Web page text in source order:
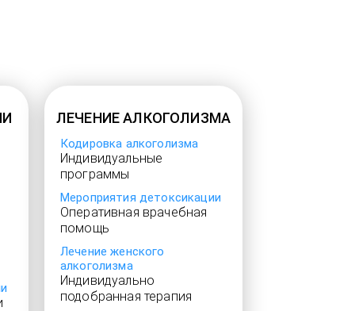
ЛЕЧЕНИЕ АЛКОГОЛИЗМА
Кодировка алкоголизма
Индивидуальные
программы
Мероприятия детоксикации
Оперативная врачебная
помощь
Лечение женского
алкоголизма
Индивидуально
подобранная терапия